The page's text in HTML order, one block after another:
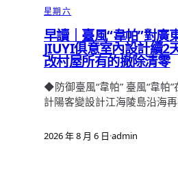
星期六
早讀｜臺風“韋帕”對廣
JIUYI俱意室內設計續2
改村屋所有的撤除清零
◆防御臺風“韋帕” 臺風“韋帕
計陽客變設計江海陵島沿海
2026 年 8 月 6 日·admin